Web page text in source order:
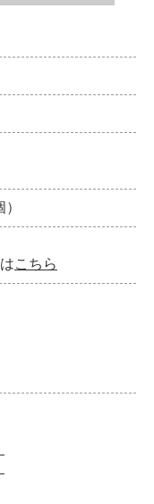
こちら